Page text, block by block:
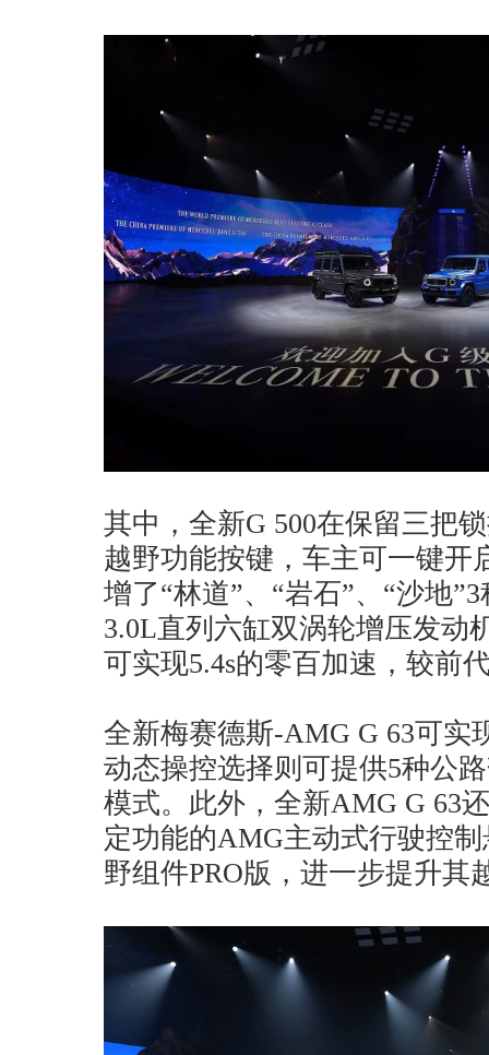
其中，全新G 500在保留三把
越野功能按键，车主可一键开
增了“林道”、“岩石”、“沙地
3.0L直列六缸双涡轮增压发动
可实现5.4s的零百加速，较前
全新梅赛德斯-AMG G 63可实
动态操控选择则可提供5种公
模式。此外，全新AMG G 63
定功能的AMG主动式行驶控
野组件PRO版，进一步提升其